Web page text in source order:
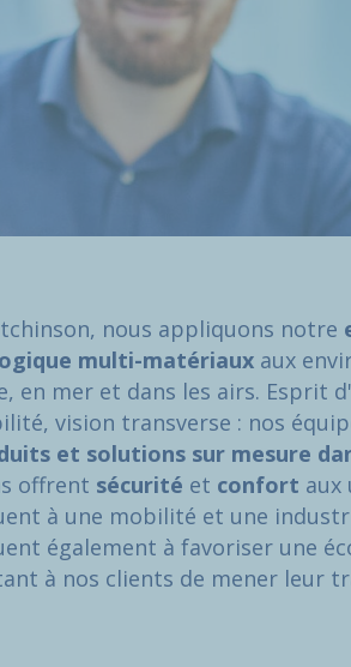
nous appliquons notre
multi-matériaux aux
en mer et dans les airs. Esprit
vision transverse : nos
et solutions sur mesure
offrent sécurité et confort aux
à une mobilité et une
également à favoriser une
à nos clients de mener leur